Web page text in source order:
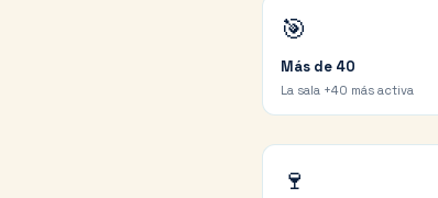
🎯
Más de 40
La sala +40 más activa
🍷